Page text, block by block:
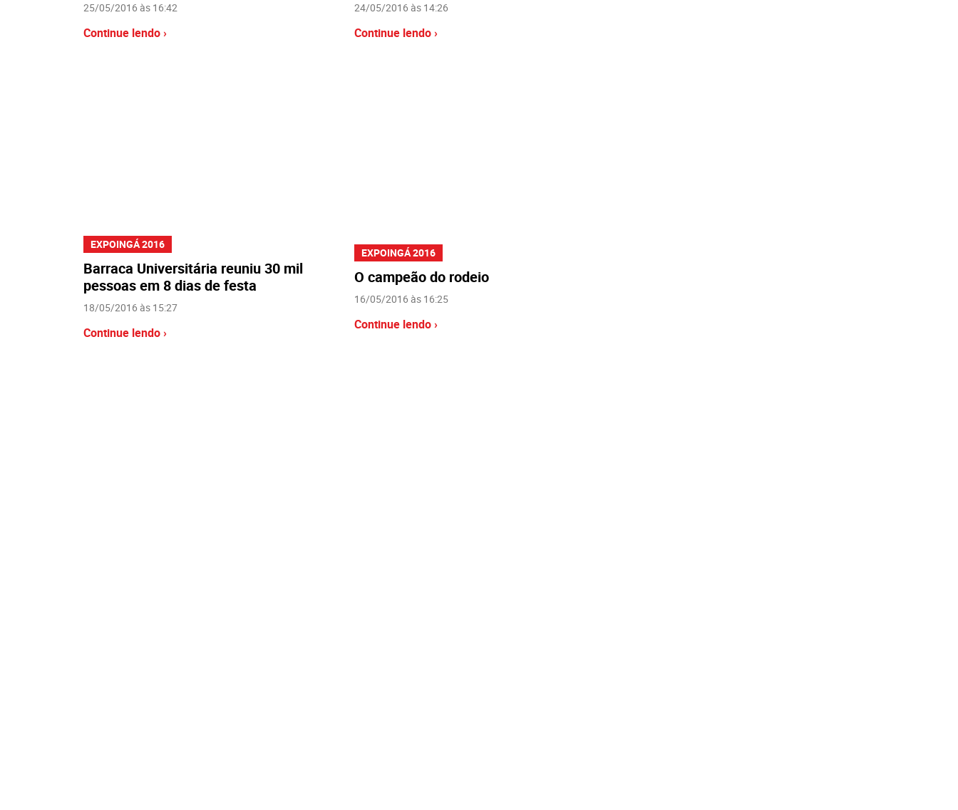
25/05/2016 às 16:42
Continue lendo ›
24/05/2016 às 14:26
Continue lendo ›
EXPOINGÁ 2016
Barraca Universitária reuniu 30 mil
pessoas em 8 dias de festa
18/05/2016 às 15:27
Continue lendo ›
EXPOINGÁ 2016
O campeão do rodeio
16/05/2016 às 16:25
Continue lendo ›